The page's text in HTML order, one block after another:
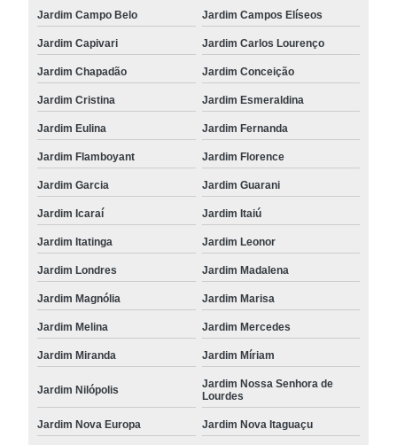
Jardim Campo Belo Jardim Campos Elíseos
Jardim Capivari Jardim Carlos Lourenço
Jardim Chapadão Jardim Conceição
Jardim Cristina Jardim Esmeraldina
Jardim Eulina Jardim Fernanda
Jardim Flamboyant Jardim Florence
Jardim Garcia Jardim Guarani
Jardim Icaraí Jardim Itaiú
Jardim Itatinga Jardim Leonor
Jardim Londres Jardim Madalena
Jardim Magnólia Jardim Marisa
Jardim Melina Jardim Mercedes
Jardim Miranda Jardim Míriam
Jardim Nilópolis
Jardim Nossa Senhora de
Lourdes
Jardim Nova Europa Jardim Nova Itaguaçu